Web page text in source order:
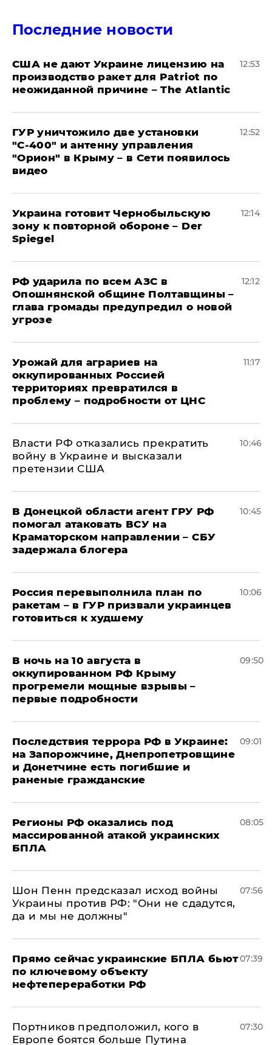
Последние новости
США не дают Украине лицензию на
производство ракет для Patriot по
неожиданной причине – The Atlantic
12:53
ГУР уничтожило две установки
"С‑400" и антенну управления
"Орион" в Крыму – в Сети появилось
видео
12:52
Украина готовит Чернобыльскую
зону к повторной обороне – Der
Spiegel
12:14
РФ ударила по всем АЗС в
Опошнянской общине Полтавщины –
глава громады предупредил о новой
угрозе
12:12
Урожай для аграриев на
оккупированных Россией
территориях превратился в
проблему – подробности от ЦНС
11:17
Власти РФ отказались прекратить
войну в Украине и высказали
претензии США
10:46
В Донецкой области агент ГРУ РФ
помогал атаковать ВСУ на
Краматорском направлении – СБУ
задержала блогера
10:45
Россия перевыполнила план по
ракетам – в ГУР призвали украинцев
готовиться к худшему
10:06
В ночь на 10 августа в
оккупированном РФ Крыму
прогремели мощные взрывы –
первые подробности
09:50
Последствия террора РФ в Украине:
на Запорожчине, Днепропетровщине
и Донетчине есть погибшие и
раненые гражданские
09:01
Регионы РФ оказались под
массированной атакой украинских
БПЛА
08:05
Шон Пенн предсказал исход войны
Украины против РФ: "Они не сдадутся,
да и мы не должны"
07:56
Прямо сейчас украинские БПЛА бьют
по ключевому объекту
нефтепереработки РФ
07:39
Портников предположил, кого в
Европе боятся больше Путина
07:30